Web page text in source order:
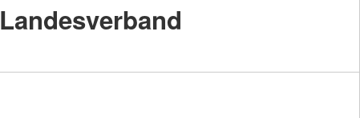
Landesverband
Karte: